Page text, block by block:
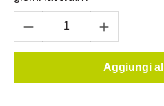
Aggiungi